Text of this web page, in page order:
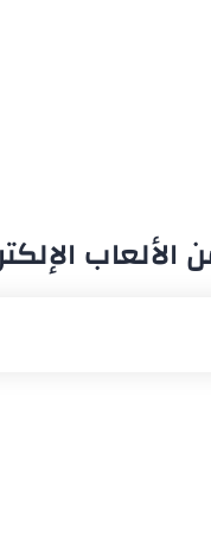
الألعاب